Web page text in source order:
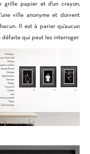
grille papier et d'un crayon,
ville anonyme et doivent
. Il est à parier qu'aucun
défaite qui peut les interroger.